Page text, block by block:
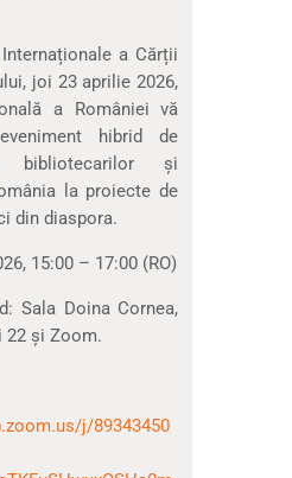
a Cărții
joi 23 aprilie 2026,
a României vă
hibrid de
bibliotecarilor şi
la proiecte de
din diaspora.
15:00 – 17:00 (RO)
Sala Doina Cornea,
22 şi Zoom.
j/89343450